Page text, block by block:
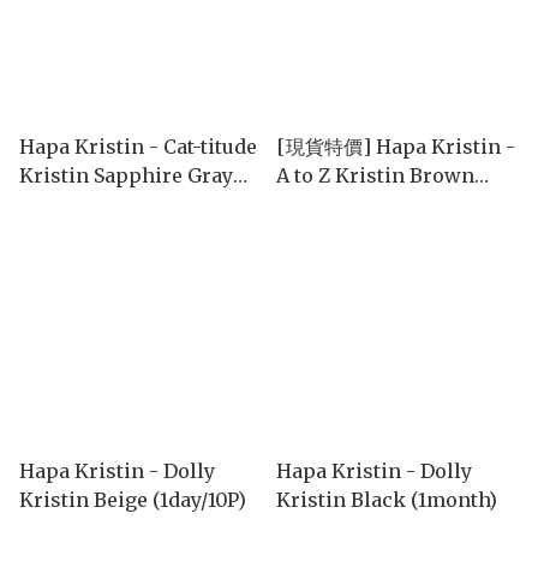
Hapa Kristin - Cat-titude
Kristin Sapphire Gray
[現貨特價] Hapa Kristin -
A to Z Kristin Brown
Hapa Kristin - Dolly
Kristin Beige (1day/10P)
Hapa Kristin - Dolly
Kristin Black (1month)